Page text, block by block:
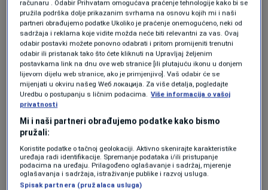
European countries with such advanced fiscal
tracking.
The government plans to monitor budget
revenues closely and, based on the results,
will consider amendments to the Law on
Contributions to ease the tax burden on
employers and improve conditions for
workers.
računaru . Odabir Prihvatam omogućava praćenje tehnologije kako bi se
pružila podrška dolje prikazanim svrhama na osnovu kojih mi i naši
partneri obrađujemo podatke Ukoliko je praćenje onemogućeno, neki od
sadržaja i reklama koje vidite možda neće biti relevantni za vas. Ovaj
odabir postavki možete ponovno odabrati i pritom promijeniti trenutni
odabir ili pristanak tako što ćete kliknuti na Upravljaj željenim
postavkama link na dnu ove web stranice [ili plutajuću ikonu u donjem
lijevom dijelu web stranice, ako je primjenjivo]. Vaš odabir će se
mijenjati u okviru našeg Wеб локација. Za više detalja, pogledajte
Uredbu o postupanju s ličnim podacima. Više informacija o vašoj
privatnosti
Mi i naši partneri obrađujemo podatke kako bismo
pružali:
Koristite podatke o tačnoj geolokaciji. Aktivno skenirajte karakteristike
uređaja radi identifikacije. Spremanje podataka i/ili pristupanje
podacima na uređaju. Prilagođeno oglašavanje i sadržaj, mjerenje
oglašavanja i sadržaja, istraživanje publike i razvoj usluga.
Spisak partnera (pružalaca usluga)